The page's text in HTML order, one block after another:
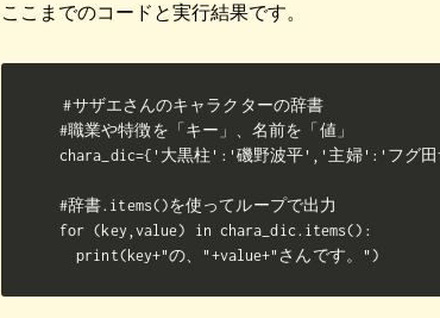
ここまでのコードと実行結果です。
#サザエさんのキャラクターの辞書
#職業や特徴を「キー」、名前を「値」
chara_dic={'大黒柱':'磯野波平','主婦':'フグ
#辞書.items()を使ってループで出力
for (key,value) in chara_dic.items():
  print(key+"の、"+value+"さんです。")